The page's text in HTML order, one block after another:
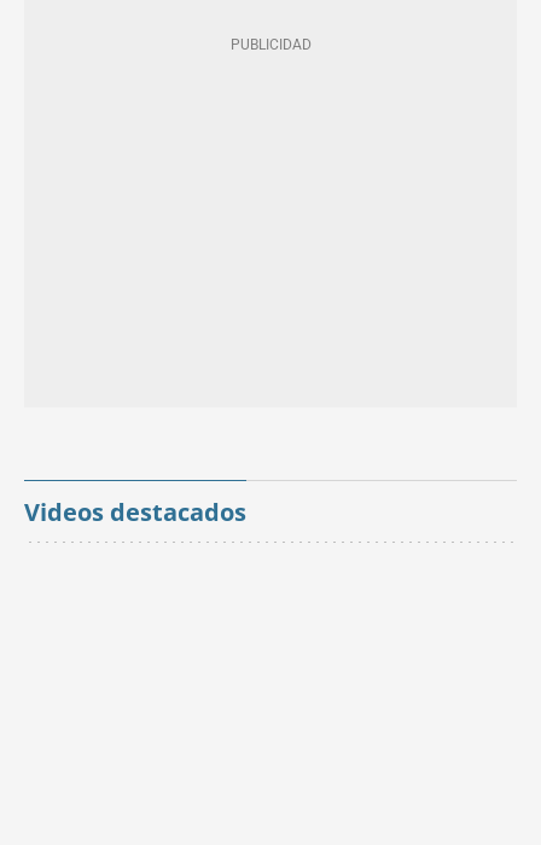
Videos destacados